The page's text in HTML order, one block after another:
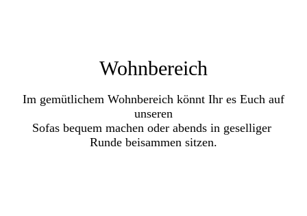
Wohnbereich
Im gemütlichem Wohnbereich könnt Ihr es Euch auf
unseren
Sofas bequem machen oder abends in geselliger
Runde beisammen sitzen.